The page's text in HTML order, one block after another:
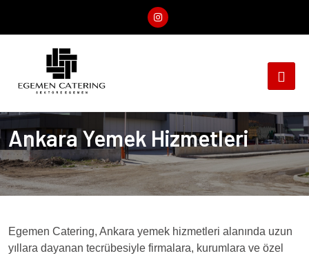
Ankara Yemek Hizmetleri
Egemen Catering, Ankara yemek hizmetleri alanında uzun
yıllara dayanan tecrübesiyle firmalara, kurumlara ve özel